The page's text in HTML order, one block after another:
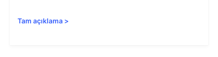
Tam açıklama >